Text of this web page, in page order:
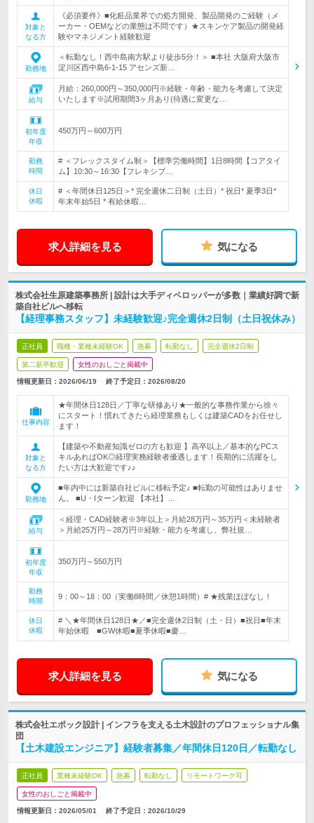
対象と
なる方
《必須要件》■化粧品業界での処方開発、製品開発のご経験（メ
ーカー・OEMなどの業態は不問です）★スキンケア製品の開発経
験やマネジメント経験歓迎
勤務地
＜転勤なし！西中島南方駅より徒歩5分！＞ ■本社 大阪府大阪市
淀川区西中島6-1-15 アセンズ新…
給与
月給：260,000円～350,000円※経験・年齢・能力を考慮して決定
いたします※試用期間3ヶ月あり(待遇に変更な…
初年度
年収
450万円～600万円
勤務
時間
# ＜フレックスタイム制＞【標準労働時間】1日8時間【コアタイ
ム】10:30～16:30【フレキシブ…
休日
休暇
# ＜年間休日125日＞* 完全週休二日制（土日）* 祝日* 夏季3日*
年末年始5日 * 有給休暇…
求人詳細を見る 気になる
株式会社生原建築事務所 | 設計は大手ディベロッパーが多数｜業績好調で新
築自社ビルへ移転
【経理事務スタッフ】未経験歓迎♪完全週休2日制（土日祝休み）
正社員 職種・業種未経験OK 急募 転勤なし 完全週休2日制
第二新卒歓迎 女性のおしごと掲載中
情報更新日：2026/06/19 終了予定日： 2026/08/20
仕事内容
★年間休日128日／丁寧な研修あり★一般的な事務作業から徐々
にスタート！慣れてきたら経理業務もしくは建築CADをお任せし
ます！
対象と
なる方
【建築や不動産知識ゼロの方も歓迎 】高卒以上／基本的なPCス
キルあればOK◎経理実務経験者優遇します！長期的に活躍をし
たい方は大歓迎です♪♪
勤務地
■年内中には新築自社ビルに移転予定♪ ■転勤の可能性はありませ
ん。 ■U・Iターン歓迎 【本社】…
給与
＜経理・CAD経験者※3年以上＞月給28万円～35万円＜未経験者
＞月給25万円～28万円※経験・能力を考慮し、弊社規…
初年度
年収
350万円～550万円
勤務
時間
9：00～18：00（実働8時間／休憩1時間）# ★残業ほぼなし！
休日
休暇
# ＼★年間休日128日★／■完全週休2日制（土・日）■祝日■年末
年始休暇 ■GW休暇■夏季休暇■慶…
求人詳細を見る 気になる
株式会社エポック設計 | インフラを支える土木設計のプロフェッショナル集
団
【土木建設エンジニア】経験者募集／年間休日120日／転勤なし
正社員 業種未経験OK 急募 転勤なし リモートワーク可
女性のおしごと掲載中
情報更新日：2026/05/01 終了予定日： 2026/10/29